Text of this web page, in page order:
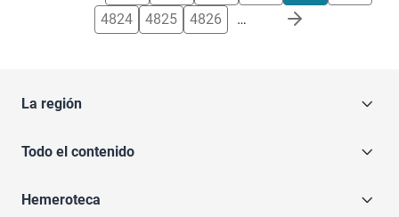
4824
4825 4826 …
La región
Todo el contenido
Hemeroteca